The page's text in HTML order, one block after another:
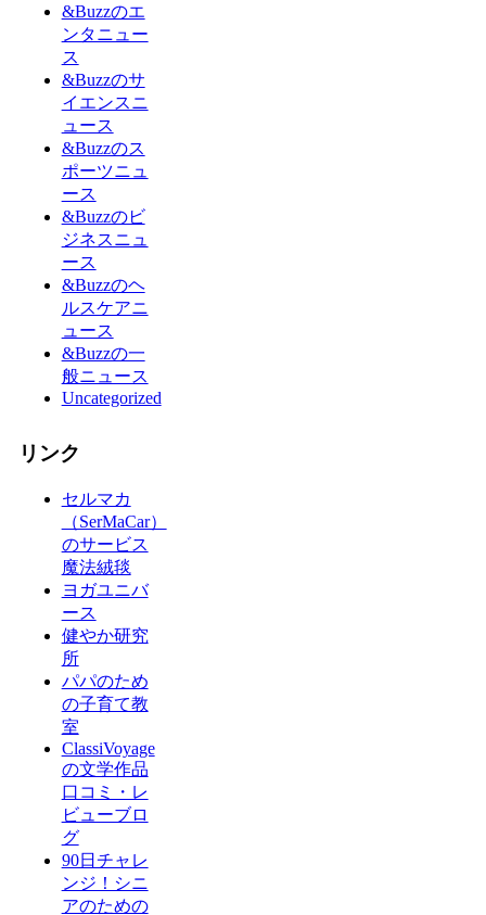
&Buzzのエ
ンタニュー
ス
&Buzzのサ
イエンスニ
ュース
&Buzzのス
ポーツニュ
ース
&Buzzのビ
ジネスニュ
ース
&Buzzのヘ
ルスケアニ
ュース
&Buzzの一
般ニュース
Uncategorized
リンク
セルマカ
（SerMaCar）
のサービス
魔法絨毯
ヨガユニバ
ース
健やか研究
所
パパのため
の子育て教
室
ClassiVoyage
の文学作品
口コミ・レ
ビューブロ
グ
90日チャレ
ンジ！シニ
アのための